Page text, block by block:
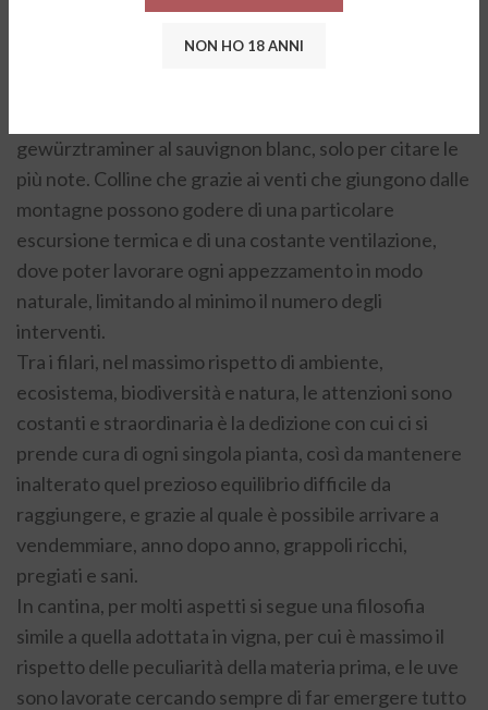
NON HO 18 ANNI
geografica ideale e altamente vocata alla coltivazione
gewürztraminer al sauvignon blanc, solo per citare le
più note. Colline che grazie ai venti che giungono dalle
montagne possono godere di una particolare
escursione termica e di una costante ventilazione,
dove poter lavorare ogni appezzamento in modo
naturale, limitando al minimo il numero degli
interventi.
Tra i filari, nel massimo rispetto di ambiente,
ecosistema, biodiversità e natura, le attenzioni sono
costanti e straordinaria è la dedizione con cui ci si
prende cura di ogni singola pianta, così da mantenere
inalterato quel prezioso equilibrio difficile da
raggiungere, e grazie al quale è possibile arrivare a
vendemmiare, anno dopo anno, grappoli ricchi,
pregiati e sani.
In cantina, per molti aspetti si segue una filosofia
simile a quella adottata in vigna, per cui è massimo il
rispetto delle peculiarità della materia prima, e le uve
sono lavorate cercando sempre di far emergere tutto